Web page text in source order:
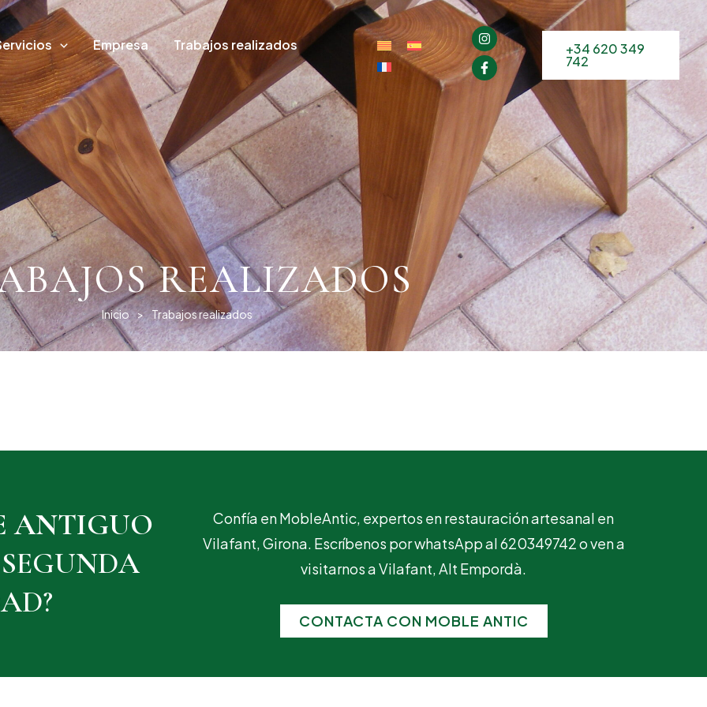
Empresa
Trabajos realizados
+34 620 349
742
REALIZADOS
Inicio > Trabajos realizados
ANTIGUO
Confía en MobleAntic, expertos en restauración artesanal en
Vilafant, Girona. Escríbenos por whatsApp al 620349742 o ven a
visitarnos a Vilafant, Alt Empordà.
CONTACTA CON MOBLE ANTIC